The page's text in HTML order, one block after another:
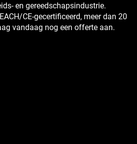
en gereedschapsindustrie.
CE-gecertificeerd, meer dan 20
vandaag nog een offerte aan.